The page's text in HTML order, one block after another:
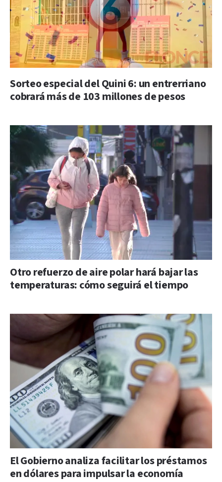
Sorteo especial del Quini 6: un entrerriano
cobrará más de 103 millones de pesos
Otro refuerzo de aire polar hará bajar las
temperaturas: cómo seguirá el tiempo
El Gobierno analiza facilitar los préstamos
en dólares para impulsar la economía